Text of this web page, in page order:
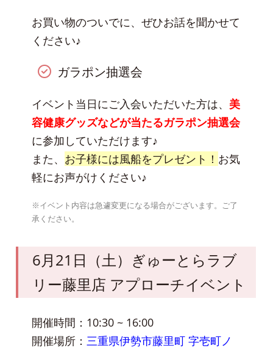
お買い物のついでに、ぜひお話を聞かせて
ください♪
ガラポン抽選会
イベント当日にご入会いただいた方は、 美
容健康グッズなどが当たるガラポン抽選会
に参加していただけます♪
また、 お子様には風船をプレゼント！ お気
軽にお声がけください♪
※イベント内容は急遽変更になる場合がございます。ご了
承ください。
6月21日（土）ぎゅーとらラブ
リー藤里店 アプローチイベント
開催時間：10:30 ~ 16:00
開催場所： 三重県伊勢市藤里町 字壱町ノ